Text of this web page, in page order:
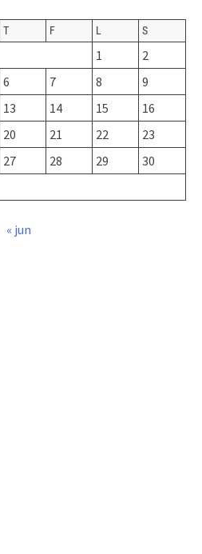
T F L S
1
2
6 7 8
9
13 14 15
16
20 21 22
23
27 28 29
30
« jun